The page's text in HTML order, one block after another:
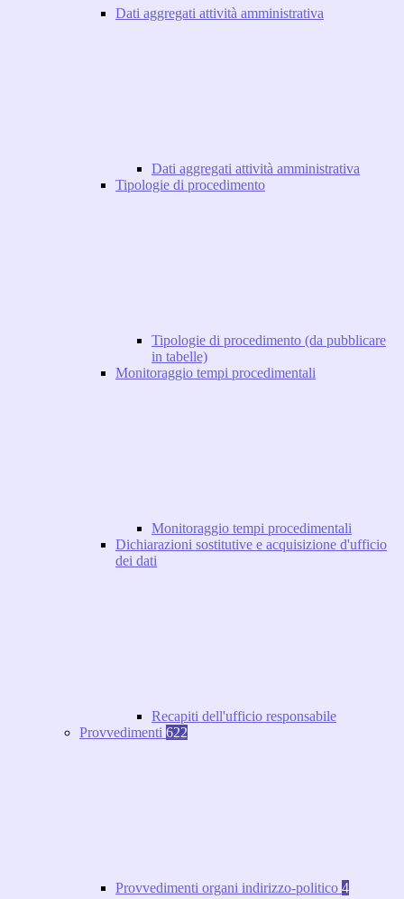
Dati aggregati attività amministrativa
Dati aggregati attività amministrativa
Tipologie di procedimento
Tipologie di procedimento (da pubblicare
in tabelle)
Monitoraggio tempi procedimentali
Monitoraggio tempi procedimentali
Dichiarazioni sostitutive e acquisizione d'ufficio
dei dati
Recapiti dell'ufficio responsabile
Provvedimenti 622
Provvedimenti organi indirizzo-politico 4